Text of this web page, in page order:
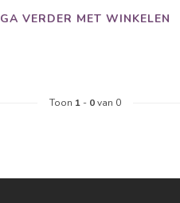
GA VERDER MET WINKELEN
Toon 1 - 0van 0